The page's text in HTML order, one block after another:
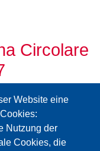
Website eine
Nutzung der
Cookies, die
Circolare